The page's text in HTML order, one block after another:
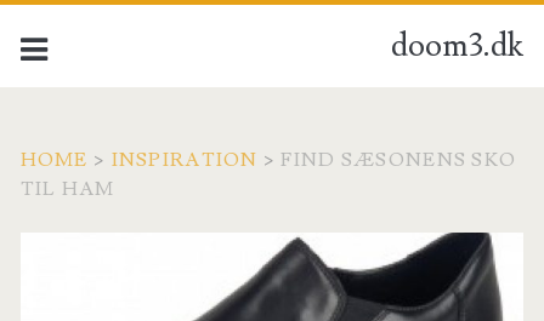
doom3.dk
HOME > INSPIRATION >FIND SÆSONENS SKO
TIL HAM